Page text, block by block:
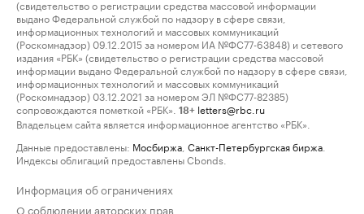
(свидетельство о регистрации средства массовой информации
выдано Федеральной службой по надзору в сфере связи,
информационных технологий и массовых коммуникаций
(Роскомнадзор) 09.12.2015 за номером ИА №ФС77-63848) и сетевого
издания «РБК» (свидетельство о регистрации средства массовой
информации выдано Федеральной службой по надзору в сфере связи,
информационных технологий и массовых коммуникаций
(Роскомнадзор) 03.12.2021 за номером ЭЛ №ФС77-82385)
сопровождаются пометкой «РБК».
18+ letters@rbc.ru
Владельцем сайта является информационное агентство «РБК».
Данные предоставлены: Мосбиржа Санкт-Петербургская биржа
Индексы облигаций предоставлены Cbonds.
Информация об ограничениях
О соблюдении авторских прав